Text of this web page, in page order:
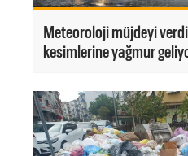
Meteoroloji müjdeyi
kesimlerine yağmur